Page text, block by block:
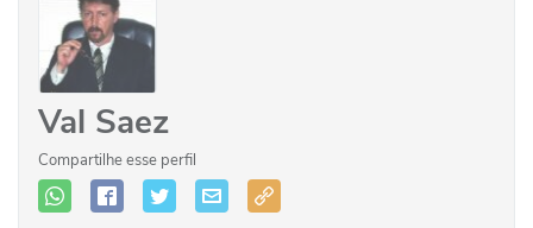
Val Saez
Compartilhe esse perfil